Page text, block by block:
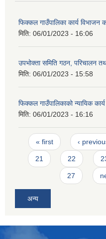
फिक्कल गाउँपालिका कार्य विभाजन
मिति: 06/01/2023 - 16:06
उपभोक्ता समिति गठन, परिचालन
मिति: 06/01/2023 - 15:58
फिक्कल गाउँपालिकाको न्यायिक
मिति: 06/01/2023 - 16:16
Pages
« first ‹
21 22
27
अन्य